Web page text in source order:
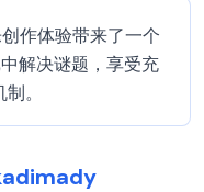
作体验带来了一个
解决谜题，享受充
。